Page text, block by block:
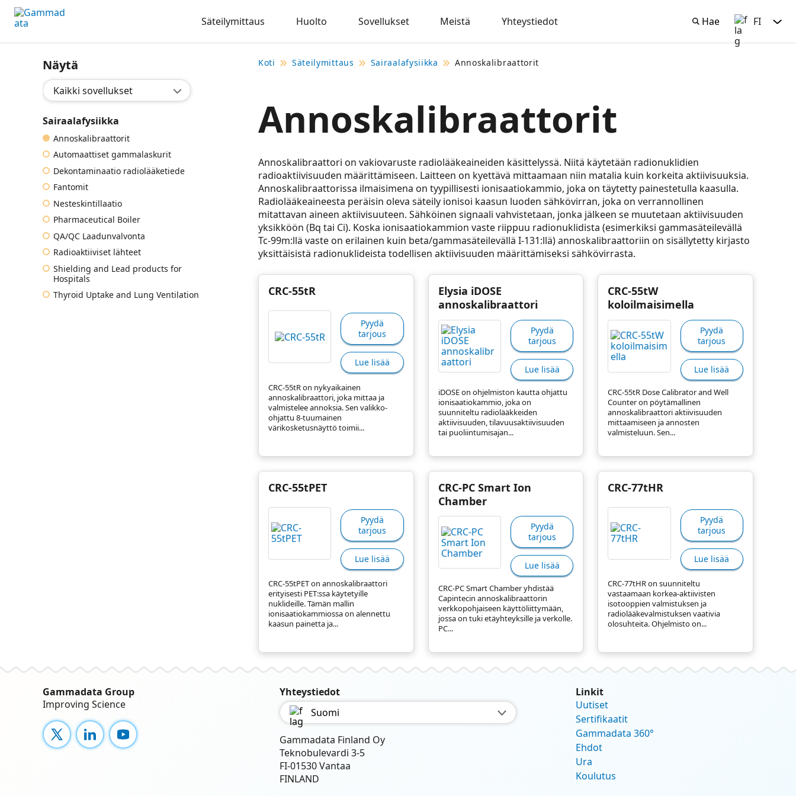
Siirry
pääsisältöönt
Säteilymittaus Huolto Sovellukset Meistä Yhteystiedot Hae
Hae Suomi
FI
Näytä
Valitse sovellus:
Sairaalafysiikka
Annoskalibraattorit
Automaattiset gammalaskurit
Dekontaminaatio radiolääketiede
Fantomit
Nesteskintillaatio
Pharmaceutical Boiler
QA/QC Laadunvalvonta
Radioaktiiviset lähteet
Shielding and Lead products for
Hospitals
Thyroid Uptake and Lung Ventilation
Koti Säteilymittaus Sairaalafysiikka Annoskalibraattorit
Annoskalibraattorit
Annoskalibraattori on vakiovaruste radiolääkeaineiden käsittelyssä. Niitä käytetään radionuklidien
radioaktiivisuuden määrittämiseen. Laitteen on kyettävä mittaamaan niin matalia kuin korkeita aktiivisuuksia.
Annoskalibraattorissa ilmaisimena on tyypillisesti ionisaatiokammio, joka on täytetty painestetulla kaasulla.
Radiolääkeaineesta peräisin oleva säteily ionisoi kaasun luoden sähkövirran, joka on verrannollinen
mitattavan aineen aktiivisuuteen. Sähköinen signaali vahvistetaan, jonka jälkeen se muutetaan aktiivisuuden
yksikköön (Bq tai Ci). Koska ionisaatiokammion vaste riippuu radionuklidista (esimerkiksi gammasäteilevällä
Tc-99m:llä vaste on erilainen kuin beta/gammasäteilevällä I-131:llä) annoskalibraattoriin on sisällytetty kirjasto
yksittäisistä radionuklideista todellisen aktiivisuuden määrittämiseksi sähkövirrasta.
CRC-55tR
CRC-55tR on nykyaikainen
annoskalibraattori, joka mittaa ja
valmistelee annoksia. Sen valikko-
ohjattu 8-tuumainen
värikosketusnäyttö toimii...
Pyydä
tarjous
Lue lisää
Elysia iDOSE
annoskalibraattori
iDOSE on ohjelmiston kautta ohjattu
ionisaatiokammio, joka on
suunniteltu radiolääkkeiden
aktiivisuuden, tilavuusaktiivisuuden
tai puoliintumisajan...
Pyydä
tarjous
Lue lisää
CRC-55tW
koloilmaisimella
CRC-55tR Dose Calibrator and Well
Counter on pöytämallinen
annoskalibraattori aktiivisuuden
mittaamiseen ja annosten
valmisteluun. Sen...
Pyydä
tarjous
Lue lisää
CRC-55tPET
CRC-55tPET on annoskalibraattori
erityisesti PET:ssa käytetyille
nuklideille. Tämän mallin
ionisaatiokammiossa on alennettu
kaasun painetta ja...
Pyydä
tarjous
Lue lisää
CRC-PC Smart Ion
Chamber
CRC‑PC Smart Chamber yhdistää
Capintecin annoskalibraattorin
verkkopohjaiseen käyttöliittymään,
jossa on tuki etäyhteyksille ja verkolle.
PC...
Pyydä
tarjous
Lue lisää
CRC-77tHR
CRC-77tHR on suunniteltu
vastaamaan korkea-aktiivisten
isotooppien valmistuksen ja
radiolääkevalmistuksen vaativia
olosuhteita. Ohjelmisto on...
Pyydä
tarjous
Lue lisää
Gammadata Group
Improving Science
X LinkedInYouTube
Yhteystiedot
Suomi
Gammadata Finland Oy
Teknobulevardi 3-5
FI-01530 Vantaa
FINLAND
Linkit
Uutiset
Sertifikaatit
Gammadata 360°
Ehdot
Ura
Koulutus